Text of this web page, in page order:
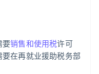
要销售和使用税许可
在再就业援助税务部